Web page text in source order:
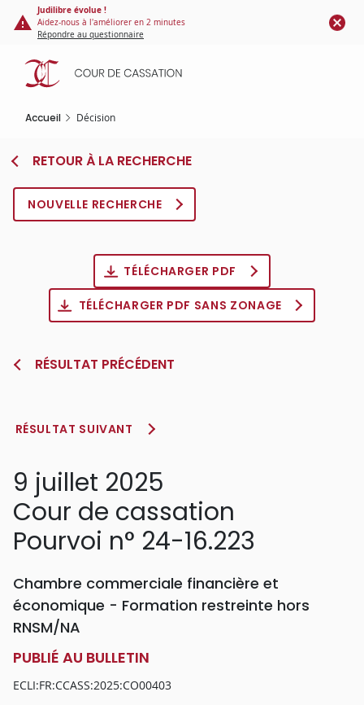
Panneau de gestion des cookies
contenu
principal
Judilibre évolue !
Aidez-nous à l'améliorer en 2 minutes
Répondre au questionnaire
Accueil Décision
RETOUR À LA RECHERCHE
NOUVELLE RECHERCHE
TÉLÉCHARGER PDF
TÉLÉCHARGER PDF SANS ZONAGE
RÉSULTAT PRÉCÉDENT
RÉSULTAT SUIVANT
9 juillet 2025
Cour de cassation
Pourvoi n° 24-16.223
Chambre commerciale financière et
économique - Formation restreinte hors
RNSM/NA
PUBLIÉ AU BULLETIN
ECLI:FR:CCASS:2025:CO00403